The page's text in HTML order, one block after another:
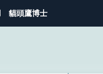
貓頭鷹博士